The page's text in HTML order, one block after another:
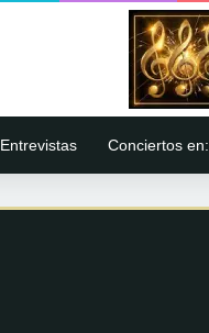
Entrevistas Conciertos en: